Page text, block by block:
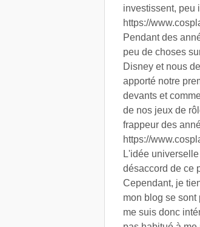
investissent, peu
https://
Pendant des
peu de choses
Disney et nous
apporté notre
devants et
de nos jeux de
frappeur des
https://
L'idée
désaccord de ce
Cependant, je
mon blog se
me suis donc